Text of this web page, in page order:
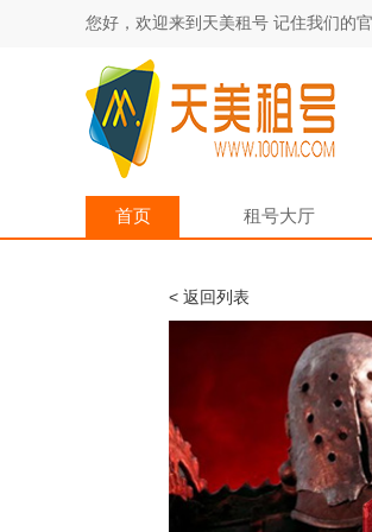
您好，欢迎来到天美租号 记住我们的
首页 租号大厅
< 返回列表